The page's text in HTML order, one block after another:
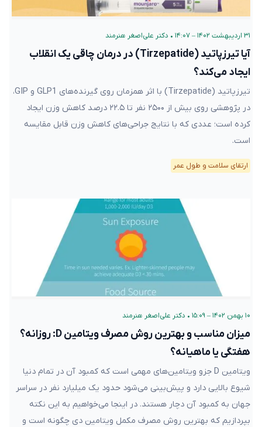
۳۱ اردیبهشت ۱۴۰۲ – ۱۴:۰۷ • دکتر علی‌اصغر هنرمند
آیا تیرزپاتید (Tirzepatide) در درمان چاقی یک انقلاب
ایجاد می‌کند؟
تیرزپاتید (Tirzepatide) با اثر همزمان روی گیرنده‌های GLP1 و GIP،
در پژوهشی روی بیش از ۲۵۰۰ نفر تا ۲۲.۵ درصد کاهش وزن ایجاد
کرده است؛ عددی که با نتایج جراحی‌های کاهش وزن قابل مقایسه
است.
ارتقای سلامت و طول عمر
۱۰ بهمن ۱۴۰۲ – ۱۵:۰۹ • دکتر علی‌اصغر هنرمند
میزان مناسب و بهترین روش مصرف ویتامین D: روزانه؟
هفتگی یا ماهیانه؟
ویتامین D جزو ویتامین‌های مهمی است که کمبود آن در تمام دنیا
شیوع بالایی دارد و پیش‌بینی می‌شود حدود یک میلیارد نفر در سراسر
جهان به کمبود آن دچار هستند. در اینجا می‌خواهیم به این نکته
بپردازیم که بهترین روش مصرف مکمل ویتامین دی چگونه است و